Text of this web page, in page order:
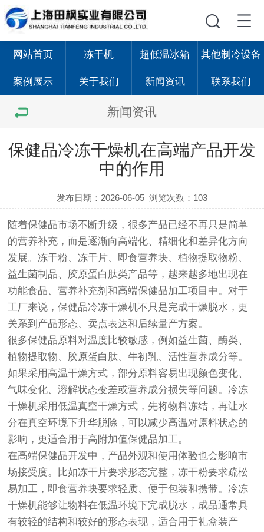
网站首页 冻干机 超低温冰箱 其他制冷设备
案例展示 关于我们 新闻资讯 联系我们
新闻资讯
保健品冷冻干燥机在高端产品开发
中的作用
发布日期：2026-06-05 浏览次数：103
随着保健品市场不断升级，很多产品已经不再只是简单
的营养补充，而是逐渐向高端化、精细化和差异化方向
发展。冻干粉、冻干片、即食营养块、植物提取物粉、
益生菌制品、胶原蛋白肽类产品等，越来越多地出现在
功能食品、营养补充剂和高端保健品加工项目中。对于
工厂来说，保健品冷冻干燥机不只是完成干燥脱水，更
关系到产品形态、卖点表达和后续量产方案。
很多保健品原料对温度比较敏感，例如益生菌、酶类、
植物提取物、胶原蛋白肽、牛初乳、活性营养成分等。
如果采用高温干燥方式，部分原料容易出现颜色变化、
气味变化、溶解状态变差或营养成分损失等问题。冷冻
干燥机采用低温真空干燥方式，先将物料冻结，再让水
分在真空环境下升华脱除，可以减少高温对原料状态的
影响，更适合用于高附加值保健品加工。
在高端保健品开发中，产品外观和使用体验也会影响市
场接受度。比如冻干片要求形态完整，冻干粉要求疏松
易加工，即食营养块要求轻质、便于包装和携带。冷冻
干燥机能够让物料在低温环境下完成脱水，成品通常具
有较轻的结构和较好的形态表现，适合用于礼盒装产